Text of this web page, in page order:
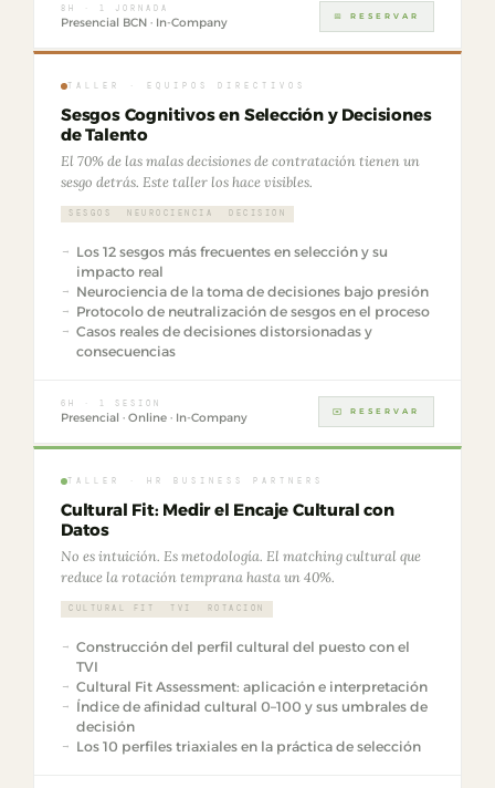
8H · 1 JORNADA
Presencial BCN · In-Company 📅 RESERVAR
TALLER · EQUIPOS DIRECTIVOS
Sesgos Cognitivos en Selección y Decisiones
de Talento
El 70% de las malas decisiones de contratación tienen un
sesgo detrás. Este taller los hace visibles.
SESGOS NEUROCIENCIA DECISIÓN
Los 12 sesgos más frecuentes en selección y su
impacto real
Neurociencia de la toma de decisiones bajo presión
Protocolo de neutralización de sesgos en el proceso
Casos reales de decisiones distorsionadas y
consecuencias
6H · 1 SESIÓN
Presencial · Online · In-Company ✉️ RESERVAR
TALLER · HR BUSINESS PARTNERS
Cultural Fit: Medir el Encaje Cultural con
Datos
No es intuición. Es metodología. El matching cultural que
reduce la rotación temprana hasta un 40%.
CULTURAL FIT TVI ROTACIÓN
Construcción del perfil cultural del puesto con el
TVI
Cultural Fit Assessment: aplicación e interpretación
Índice de afinidad cultural 0–100 y sus umbrales de
decisión
Los 10 perfiles triaxiales en la práctica de selección